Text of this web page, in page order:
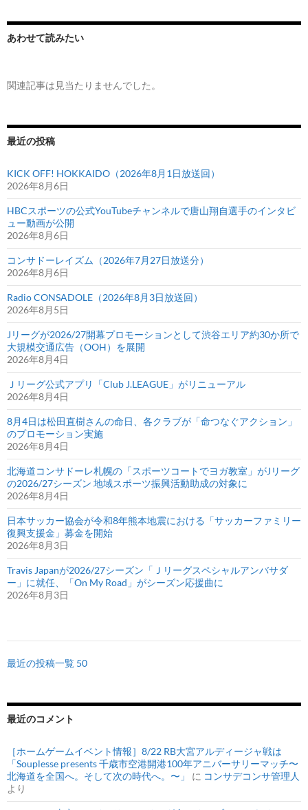
あわせて読みたい
関連記事は見当たりませんでした。
最近の投稿
KICK OFF! HOKKAIDO（2026年8月1日放送回）
2026年8月6日
HBCスポーツの公式YouTubeチャンネルで唐山翔自選手のインタビ
ュー動画が公開
2026年8月6日
コンサドーレイズム（2026年7月27日放送分）
2026年8月6日
Radio CONSADOLE（2026年8月3日放送回）
2026年8月5日
Jリーグが2026/27開幕プロモーションとして渋谷エリア約30か所で
大規模交通広告（OOH）を展開
2026年8月4日
Ｊリーグ公式アプリ「Club J.LEAGUE」がリニューアル
2026年8月4日
8月4日は松田直樹さんの命日、各クラブが「命つなぐアクション」
のプロモーション実施
2026年8月4日
北海道コンサドーレ札幌の「スポーツコートでヨガ教室」がJリーグ
の2026/27シーズン 地域スポーツ振興活動助成の対象に
2026年8月4日
日本サッカー協会が令和8年熊本地震における「サッカーファミリー
復興支援金」募金を開始
2026年8月3日
Travis Japanが2026/27シーズン「Ｊリーグスペシャルアンバサダ
ー」に就任、「On My Road」がシーズン応援曲に
2026年8月3日
最近の投稿一覧 50
最近のコメント
［ホームゲームイベント情報］8/22 RB大宮アルディージャ戦は
「Souplesse presents 千歳市空港開港100年アニバーサリーマッチ〜
北海道を全国へ。そして次の時代へ。〜」
に コンサデコンサ管理人
より